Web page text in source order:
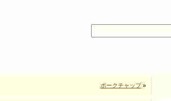
ポークチャップ»